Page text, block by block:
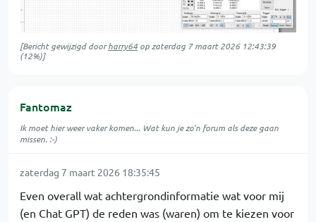
[Bericht gewijzigd doorharry64 op zaterdag 7 maart 2026 12:43:39
(12%)]
Fantomaz
Ik moet hier weer vaker komen... Wat kun je zo'n forum als deze gaan
missen. :-)
zaterdag 7 maart 2026 18:35:45
Even overall wat achtergrondinformatie wat voor mij
(en Chat GPT) de reden was (waren) om te kiezen voor